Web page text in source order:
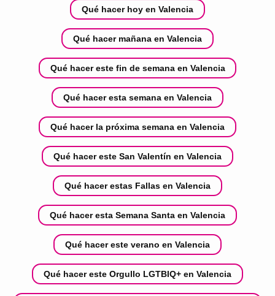
Qué hacer hoy en Valencia
Qué hacer mañana en Valencia
Qué hacer este fin de semana en Valencia
Qué hacer esta semana en Valencia
Qué hacer la próxima semana en Valencia
Qué hacer este San Valentín en Valencia
Qué hacer estas Fallas en Valencia
Qué hacer esta Semana Santa en Valencia
Qué hacer este verano en Valencia
Qué hacer este Orgullo LGTBIQ+ en Valencia